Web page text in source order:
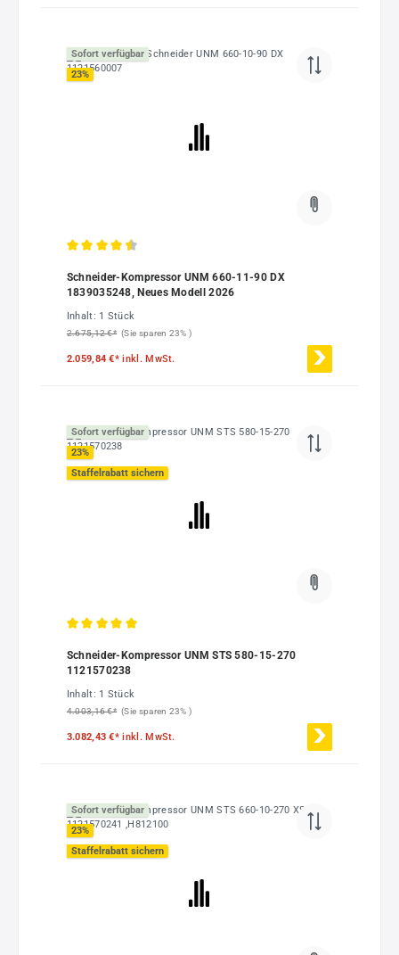
Sofort verfügbar
23%
Schneider-Kompressor UNM 660-11-90 DX
1839035248, Neues Modell 2026
Inhalt: 1 Stück
2.675,12 €* (Sie sparen 23% )
2.059,84 €*inkl. MwSt.
Sofort verfügbar
23%
Staffelrabatt sichern
Schneider-Kompressor UNM STS 580-15-270
1121570238
Inhalt: 1 Stück
4.003,16 €* (Sie sparen 23% )
3.082,43 €*inkl. MwSt.
Sofort verfügbar
23%
Staffelrabatt sichern